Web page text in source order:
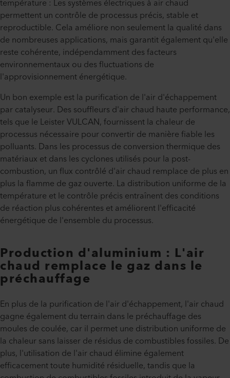
température : Les systèmes électriques à air chaud
permettent un contrôle de processus précis, stable et
reproductible. Cela améliore non seulement la qualité dans
de nombreuses applications, mais garantit également qu'elle
reste cohérente, indépendamment des facteurs
environnementaux ou des fluctuations de
l'approvisionnement énergétique.
Un bon exemple est la purification de l'air d'échappement
par catalyseur. Des souffleurs d'air chaud haute performance,
tels que le Leister VULCAN, fournissent la chaleur de
processus nécessaire pour convertir de manière fiable les
polluants. Dans les processus de conversion thermique des
matériaux et dans les cyclones utilisés pour la post-
combustion, un flux contrôlé d'air chaud remplace de plus en
plus la flamme de gaz ouverte. La distribution uniforme de la
température et le contrôle précis entraînent des conditions
de réaction plus cohérentes et améliorent l'efficacité
énergétique de l'ensemble du processus.
Production d'aluminium : L'air
chaud remplace le gaz dans le
préchauffage
En plus de la purification de l'air d'échappement, l'air chaud
gagne également du terrain dans le préchauffage des
moules de coulée, car il permet une distribution uniforme de
la chaleur sans laisser de résidus de combustibles fossiles. De
plus, l'utilisation de l'air chaud élimine également
efficacement toute humidité résiduelle, tandis que la